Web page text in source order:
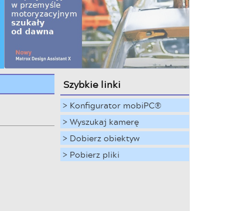
Szybkie linki
> Konfigurator mobiPC®
> Wyszukaj kamerę
> Dobierz obiektyw
> Pobierz pliki